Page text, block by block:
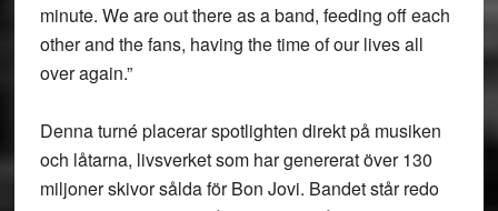
minute. We are out there as a band, feeding off each
other and the fans, having the time of our lives all
over again.”
Denna turné placerar spotlighten direkt på musiken
och låtarna, livsverket som har genererat över 130
miljoner skivor sålda för Bon Jovi. Bandet står redo